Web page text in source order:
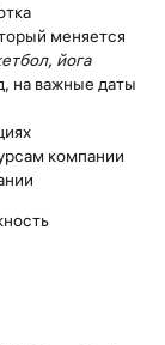
меняется
йога
на важные даты
компании